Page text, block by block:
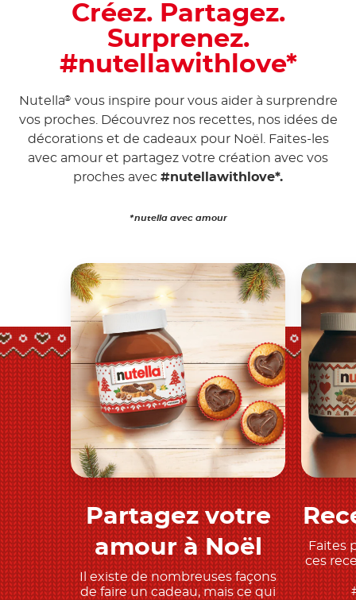
Créez. Partagez.
Surprenez.
#nutellawithlove*
Nutella® vous inspire pour vous aider à surprendre
vos proches. Découvrez nos recettes, nos idées de
décorations et de cadeaux pour Noël. Faites-les
avec amour et partagez votre création avec vos
proches avec #nutellawithlove*.
*nutella avec amour
Découvrir
Partagez votre
amour à Noël
Il existe de nombreuses façons
de faire un cadeau, mais ce qui
Faites
ces